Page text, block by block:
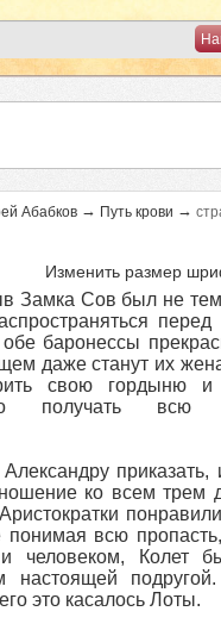
Абабков → Путь крови →
Изменить размер
Замка Сов был не
перед
баронессы
даже станут их
свою гордыню и
получать всю
приказать,
ко всем трем
понимая всю
человеком, Колет
настоящей
это касалось Лоты.